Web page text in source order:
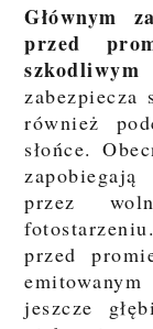
Głównym
przed
zabezpiecza
również
słońce.
przez
przed
jeszcze